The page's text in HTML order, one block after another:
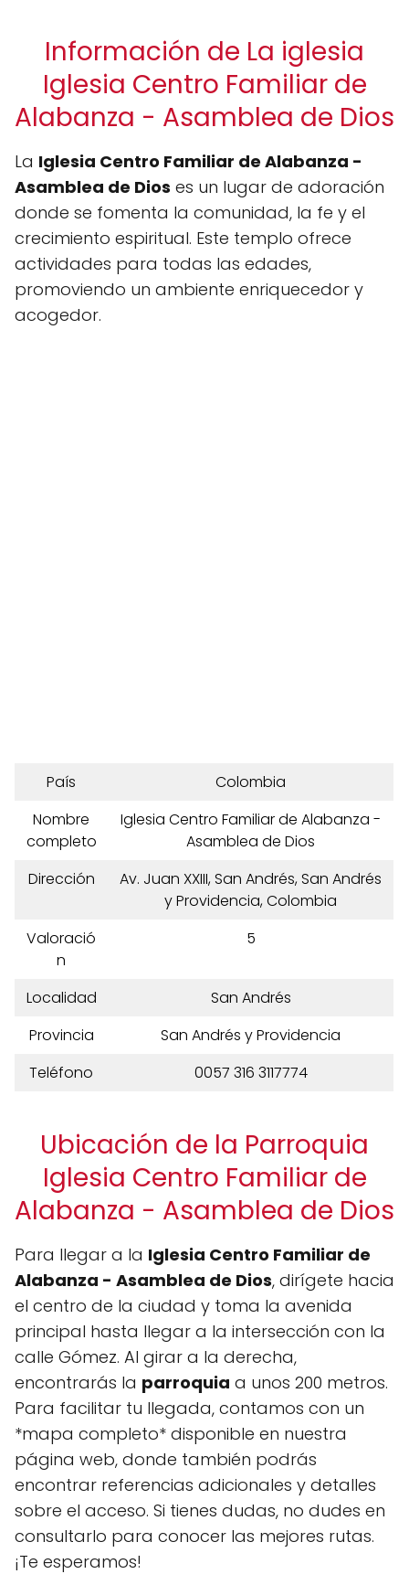
Información de La iglesia
Iglesia Centro Familiar de
Alabanza - Asamblea de Dios
La Iglesia Centro Familiar de Alabanza -
Asamblea de Dios es un lugar de adoración
donde se fomenta la comunidad, la fe y el
crecimiento espiritual. Este templo ofrece
actividades para todas las edades,
promoviendo un ambiente enriquecedor y
acogedor.
País
Colombia
Nombre
completo
Iglesia Centro Familiar de Alabanza -
Asamblea de Dios
Dirección
Av. Juan XXIII, San Andrés, San Andrés
y Providencia, Colombia
Valoració
n
5
Localidad
San Andrés
Provincia
San Andrés y Providencia
Teléfono
0057 316 3117774
Ubicación de la Parroquia
Iglesia Centro Familiar de
Alabanza - Asamblea de Dios
Para llegar a la Iglesia Centro Familiar de
Alabanza - Asamblea de Dios, dirígete hacia
el centro de la ciudad y toma la avenida
principal hasta llegar a la intersección con la
calle Gómez. Al girar a la derecha,
encontrarás la parroquia a unos 200 metros.
Para facilitar tu llegada, contamos con un
*mapa completo* disponible en nuestra
página web, donde también podrás
encontrar referencias adicionales y detalles
sobre el acceso. Si tienes dudas, no dudes en
consultarlo para conocer las mejores rutas.
¡Te esperamos!